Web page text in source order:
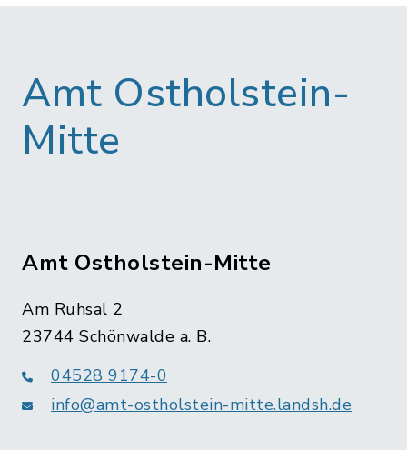
Amt Ostholstein-
Mitte
Amt Ostholstein-Mitte
Am Ruhsal 2
23744 Schönwalde a. B.
04528 9174-0
info@amt-ostholstein-mitte.landsh.de